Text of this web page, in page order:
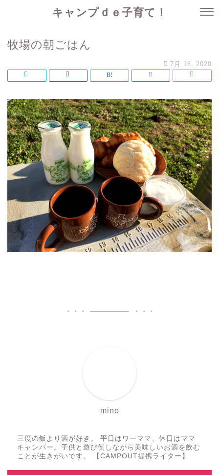
キャンプｄｅ子育て！
牧場の朝ごはん
7月 16, 2020
mino
三度の飯より酒が好き。 平日はワーママ、休日はママ
キャンパー。子供と遊び倒しながら美味しいお酒を飲む
ことが生きがいです。 【CAMPOUT提携ライター】